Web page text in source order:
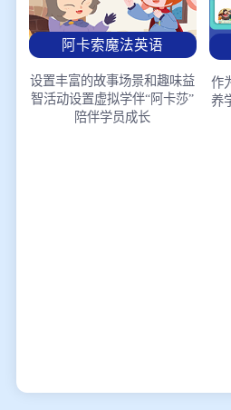
阿卡索魔法英语
设置丰富的故事场景和趣味益
智活动设置虚拟学伴“阿卡莎”
陪伴学员成长
作
养